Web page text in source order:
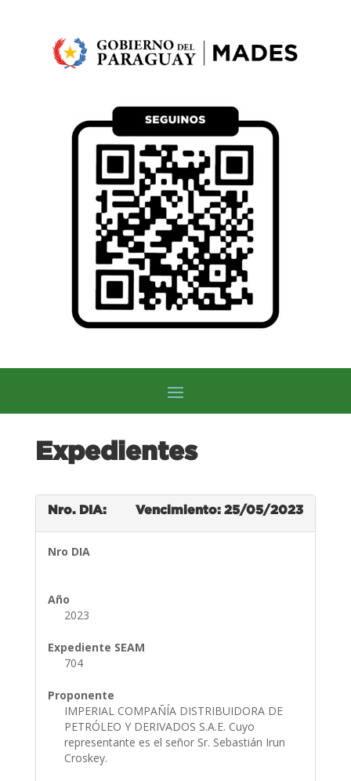
Expedientes
Nro. DIA: Vencimiento: 25/05/2023
Nro DIA
Año
2023
Expediente SEAM
704
Proponente
IMPERIAL COMPAÑÍA DISTRIBUIDORA DE
PETRÓLEO Y DERIVADOS S.A.E. Cuyo
representante es el señor Sr. Sebastián Irun
Croskey.